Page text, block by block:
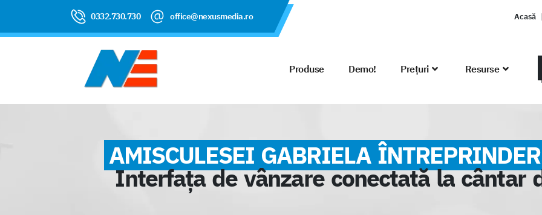
0332.730.730 office@nexusmedia.ro Acasă
Produse Demo! Prețuri Resurse
AMISCULESEI GABRIELA
Interfața de vânzare conectată la cântar